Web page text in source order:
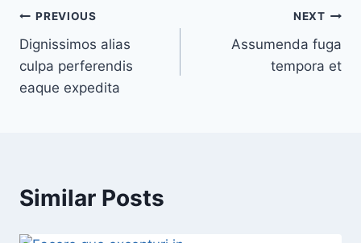
Post
navigation
PREVIOUS
Dignissimos alias
culpa perferendis
eaque expedita
NEXT
Assumenda fuga
tempora et
Similar Posts